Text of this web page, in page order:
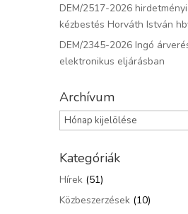
DEM/2517-2026
kézbestés Horváth István
DEM/2345-2026 Ingó
elektronikus eljárásban
Archívum
Archívum
Kategóriák
Hírek (51)
Közbeszerzések (10)